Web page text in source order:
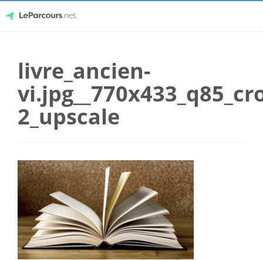
contentlivre_ancien-
2_upscale